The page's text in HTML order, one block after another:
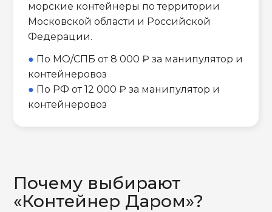
морские контейнеры по территории
Московской области и Российской
Федерации.
● По МО/СПБ от 8 000 ₽ за манипулятор и
контейнеровоз
● По РФ от 12 000 ₽ за манипулятор и
контейнеровоз
Почему выбирают
«Контейнер Даром»?